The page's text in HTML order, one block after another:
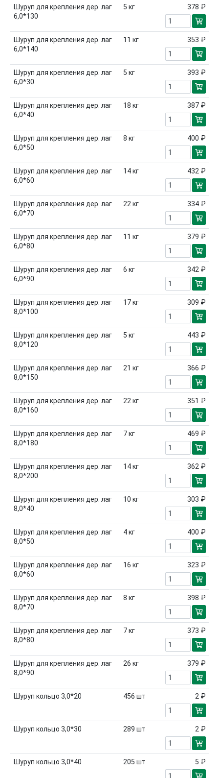
Шуруп для крепления дер. лаг
6,0*130
5 кг 378 ₽
Шуруп для крепления дер. лаг
6,0*140
11 кг 353 ₽
Шуруп для крепления дер. лаг
6,0*30
5 кг 393 ₽
Шуруп для крепления дер. лаг
6,0*40
18 кг 387 ₽
Шуруп для крепления дер. лаг
6,0*50
8 кг 400 ₽
Шуруп для крепления дер. лаг
6,0*60
14кг 432 ₽
Шуруп для крепления дер. лаг
6,0*70
22кг 334 ₽
Шуруп для крепления дер. лаг
6,0*80
11 кг 379 ₽
Шуруп для крепления дер. лаг
6,0*90
6 кг 342 ₽
Шуруп для крепления дер. лаг
8,0*100
17кг 309 ₽
Шуруп для крепления дер. лаг
8,0*120
5 кг 443 ₽
Шуруп для крепления дер. лаг
8,0*150
21 кг 366 ₽
Шуруп для крепления дер. лаг
8,0*160
22кг 351 ₽
Шуруп для крепления дер. лаг
8,0*180
7кг 469 ₽
Шуруп для крепления дер. лаг
8,0*200
14кг 362 ₽
Шуруп для крепления дер. лаг
8,0*40
10 кг 303 ₽
Шуруп для крепления дер. лаг
8,0*50
4кг 400 ₽
Шуруп для крепления дер. лаг
8,0*60
16 кг 323 ₽
Шуруп для крепления дер. лаг
8,0*70
8 кг 398 ₽
Шуруп для крепления дер. лаг
8,0*80
7кг 373 ₽
Шуруп для крепления дер. лаг
8,0*90
26 кг 379 ₽
Шуруп кольцо 3,0*20 456 шт 2 ₽
Шуруп кольцо 3,0*30 289 шт 2 ₽
Шуруп кольцо 3,0*40 205 шт 5 ₽